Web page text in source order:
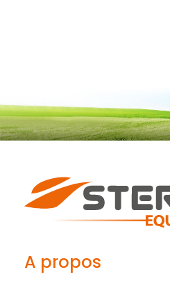
A propos